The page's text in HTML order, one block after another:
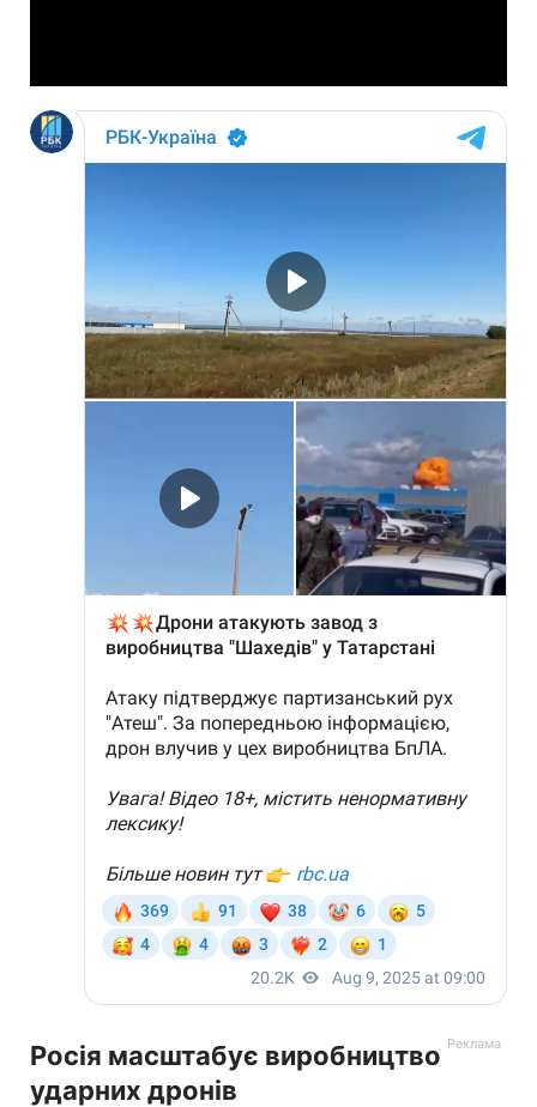
Росія масштабує виробництво
ударних дронів